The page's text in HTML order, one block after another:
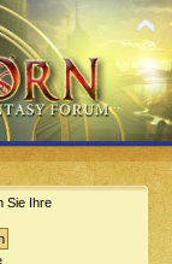
Sie Ihre